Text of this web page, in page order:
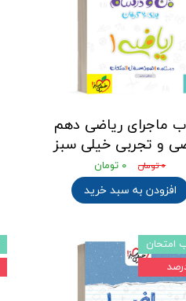
ماجرای ریاضی دهم
و تجربی خیلی سبز
۰ تومان ۰ تومان
افزودن به سبد خرید